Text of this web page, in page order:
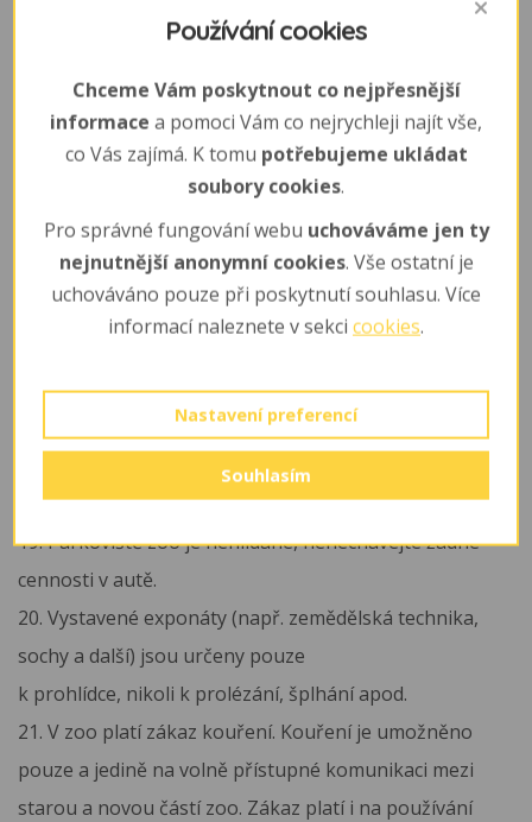
pokyny pro různé aktivity v zoo (provozní řád dětských
hřišť, dětského koutku, průchozí expozice, jízda na
ponících apod.).
16. Do zoo se zakazuje vstup osobám, které jsou pod
vlivem omamných a psychotropních látek. Dále se
zakazuje vnášet do prostor zoo omamné a
psychotropní látky, látky hořlavé a výbušné. Tento
zákaz se vztahuje i na zábavní pyrotechniku všech
kategorií, dále nafukovací balónky. V zoo platí zákaz
17. V zoo je zákaz používání přístrojů určených k hlasité
reprodukci hudby a zvuku.
18. V zoo platí zákaz používání bezpilotních prostředků
všech kategorií včetně dronů.
19. Parkoviště zoo je nehlídané, nenechávejte žádné
cennosti v autě.
20. Vystavené exponáty (např. zemědělská technika,
sochy a další) jsou určeny pouze
k prohlídce, nikoli k prolézání, šplhání apod.
21. V zoo platí zákaz kouření. Kouření je umožněno
pouze a jedině na volně přístupné komunikaci mezi
starou a novou částí zoo. Zákaz platí i na používání
Používání cookies
Chceme Vám poskytnout co nejpřesnější
informace a pomoci Vám co nejrychleji najít vše,
co Vás zajímá. K tomu potřebujeme ukládat
soubory cookies.
Pro správné fungování webu uchováváme jen ty
nejnutnější anonymní cookies. Vše ostatní je
uchováváno pouze při poskytnutí souhlasu. Více
informací naleznete v sekci cookies.
Nastavení preferencí
Souhlasím